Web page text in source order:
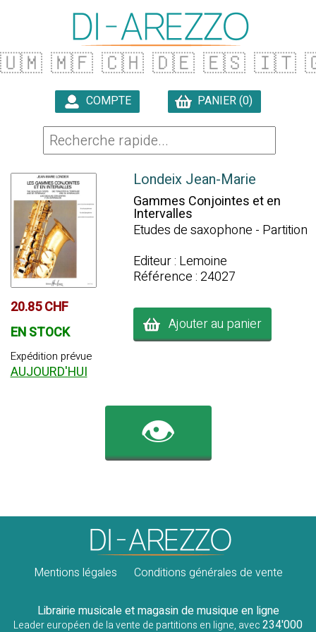
🇺🇲 🇲🇫 🇨🇭 🇩🇪 🇪🇸 🇮🇹
COMPTE PANIER (0)
20.85 CHF
EN STOCK
Expédition prévue
AUJOURD'HUI
Londeix Jean-Marie
Gammes Conjointes et en
Intervalles
Etudes de saxophone - Partition
Editeur : Lemoine
Référence : 24027
Ajouter au panier
👁️
Mentions légales Conditions générales de vente
Librairie musicale et magasin de musique en ligne
Leader européen de la vente de partitions en ligne, avec234'000